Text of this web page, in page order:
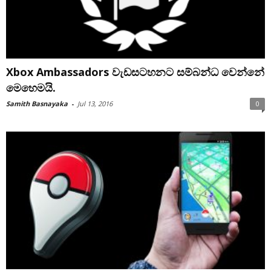
Xbox Ambassadors වැඩසටහනට සම්බන්ධ වෙන්නේ
මෙහෙමයි.
Samith Basnayaka - Jul 13, 2016 0